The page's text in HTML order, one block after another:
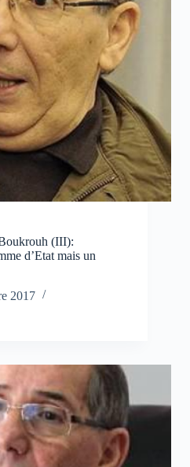
(III):
d’Etat mais un
2017